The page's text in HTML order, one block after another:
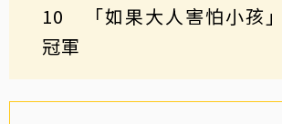
10 「如果大人害怕小孩
冠軍